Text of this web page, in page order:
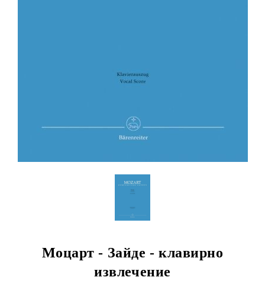
Моцарт - Зайде - клавирно
извлечение